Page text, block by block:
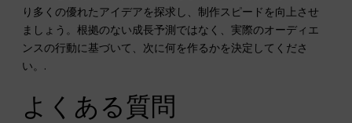
り多くの優れたアイデアを探求し、制作スピードを向上させ
ましょう。根拠のない成長予測ではなく、実際のオーディエ
ンスの行動に基づいて、次に何を作るかを決定してくださ
い。.
よくある質問